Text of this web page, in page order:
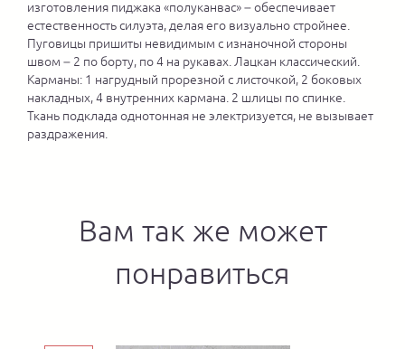
изготовления пиджака «полуканвас» – обеспечивает
естественность силуэта, делая его визуально стройнее.
Пуговицы пришиты невидимым с изнаночной стороны
швом – 2 по борту, по 4 на рукавах. Лацкан классический.
Карманы: 1 нагрудный прорезной с листочкой, 2 боковых
накладных, 4 внутренних кармана. 2 шлицы по спинке.
Ткань подклада однотонная не электризуется, не вызывает
раздражения.
Вам так же может
понравиться